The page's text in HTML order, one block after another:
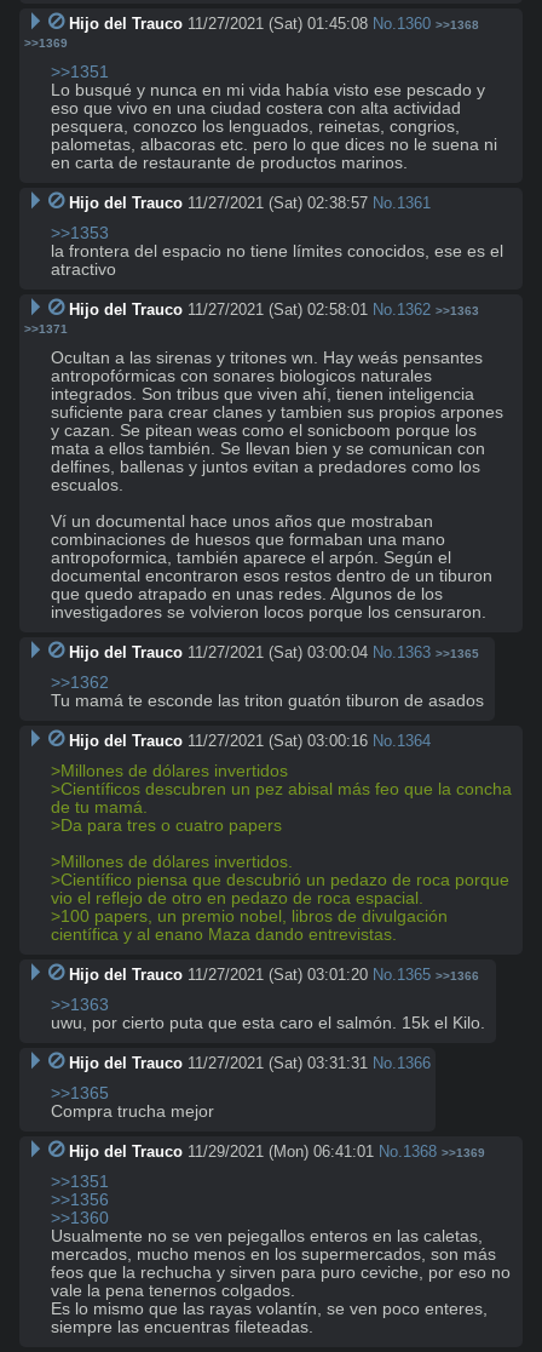
Hijo del Trauco 11/27/2021 (Sat) 01:45:08 No.1360 >>1368
>>1369
>>1351
Lo busqué y nunca en mi vida había visto ese pescado y
eso que vivo en una ciudad costera con alta actividad
pesquera, conozco los lenguados, reinetas, congrios,
palometas, albacoras etc. pero lo que dices no le suena ni
en carta de restaurante de productos marinos.
Hijo del Trauco 11/27/2021 (Sat) 02:38:57 No.1361
>>1353
la frontera del espacio no tiene límites conocidos, ese es el
atractivo
Hijo del Trauco 11/27/2021 (Sat) 02:58:01 No.1362 >>1363
>>1371
Ocultan a las sirenas y tritones wn. Hay weás pensantes
antropofórmicas con sonares biologicos naturales
integrados. Son tribus que viven ahí, tienen inteligencia
suficiente para crear clanes y tambien sus propios arpones
y cazan. Se pitean weas como el sonicboom porque los
mata a ellos también. Se llevan bien y se comunican con
delfines, ballenas y juntos evitan a predadores como los
escualos.
Ví un documental hace unos años que mostraban
combinaciones de huesos que formaban una mano
antropoformica, también aparece el arpón. Según el
documental encontraron esos restos dentro de un tiburon
que quedo atrapado en unas redes. Algunos de los
investigadores se volvieron locos porque los censuraron.
Hijo del Trauco 11/27/2021 (Sat) 03:00:04 No.1363 >>1365
>>1362
Tu mamá te esconde las triton guatón tiburon de asados
Hijo del Trauco 11/27/2021 (Sat) 03:00:16 No.1364
>Millones de dólares invertidos
>Científicos descubren un pez abisal más feo que la concha
de tu mamá.
>Da para tres o cuatro papers
>Millones de dólares invertidos.
>Científico piensa que descubrió un pedazo de roca porque
vio el reflejo de otro en pedazo de roca espacial.
>100 papers, un premio nobel, libros de divulgación
científica y al enano Maza dando entrevistas.
Hijo del Trauco 11/27/2021 (Sat) 03:01:20 No.1365 >>1366
>>1363
uwu, por cierto puta que esta caro el salmón. 15k el Kilo.
Hijo del Trauco 11/27/2021 (Sat) 03:31:31 No.1366
>>1365
Compra trucha mejor
Hijo del Trauco 11/29/2021 (Mon) 06:41:01 No.1368 >>1369
>>1351
>>1356
>>1360
Usualmente no se ven pejegallos enteros en las caletas,
mercados, mucho menos en los supermercados, son más
feos que la rechucha y sirven para puro ceviche, por eso no
vale la pena tenernos colgados.
Es lo mismo que las rayas volantín, se ven poco enteres,
siempre las encuentras fileteadas.